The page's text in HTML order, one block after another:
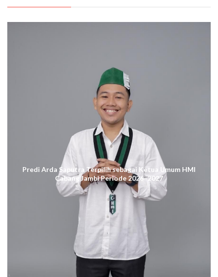
Predi Arda Saputra Terpilih sebagai Ketua Umum HMI
Cabang Jambi Periode 2026–2027